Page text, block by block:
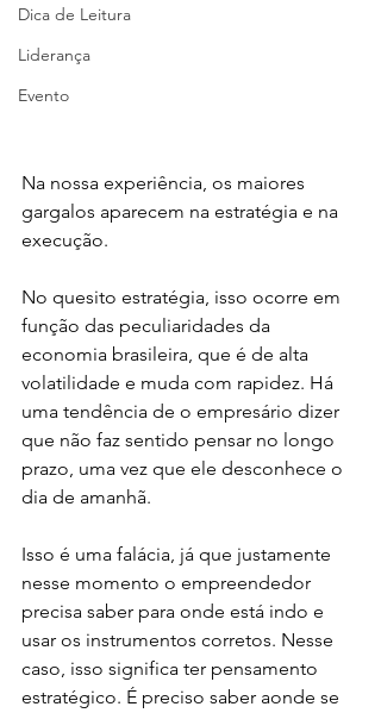
Dica de Leitura
Liderança
Evento
Na nossa experiência, os maiores
gargalos aparecem na estratégia e na
execução.
No quesito estratégia, isso ocorre em
função das peculiaridades da
economia brasileira, que é de alta
volatilidade e muda com rapidez. Há
uma tendência de o empresário dizer
que não faz sentido pensar no longo
prazo, uma vez que ele desconhece o
dia de amanhã.
Isso é uma falácia, já que justamente
nesse momento o empreendedor
precisa saber para onde está indo e
usar os instrumentos corretos. Nesse
caso, isso significa ter pensamento
estratégico. É preciso saber aonde se